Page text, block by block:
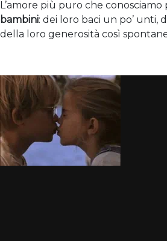
L’amore più puro che
bambini: dei loro baci un po’ unti,
della loro generosità così